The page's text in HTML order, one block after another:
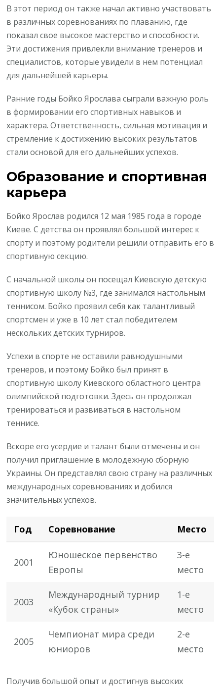
В этот период он также начал активно участвовать
в различных соревнованиях по плаванию, где
показал свое высокое мастерство и способности.
Эти достижения привлекли внимание тренеров и
специалистов, которые увидели в нем потенциал
для дальнейшей карьеры.
Ранние годы Бойко Ярослава сыграли важную роль
в формировании его спортивных навыков и
характера. Ответственность, сильная мотивация и
стремление к достижению высоких результатов
стали основой для его дальнейших успехов.
Образование и спортивная
карьера
Бойко Ярослав родился 12 мая 1985 года в городе
Киеве. С детства он проявлял большой интерес к
спорту и поэтому родители решили отправить его в
спортивную секцию.
С начальной школы он посещал Киевскую детскую
спортивную школу №3, где занимался настольным
теннисом. Бойко проявил себя как талантливый
спортсмен и уже в 10 лет стал победителем
нескольких детских турниров.
Успехи в спорте не оставили равнодушными
тренеров, и поэтому Бойко был принят в
спортивную школу Киевского областного центра
олимпийской подготовки. Здесь он продолжал
тренироваться и развиваться в настольном
теннисе.
Вскоре его усердие и талант были отмечены и он
получил приглашение в молодежную сборную
Украины. Он представлял свою страну на различных
международных соревнованиях и добился
значительных успехов.
Год Соревнование Место
2001
Юношеское первенство
Европы
3-е
место
2003
Международный турнир
«Кубок страны»
1-е
место
2005
Чемпионат мира среди
юниоров
2-е
место
Получив большой опыт и достигнув высоких